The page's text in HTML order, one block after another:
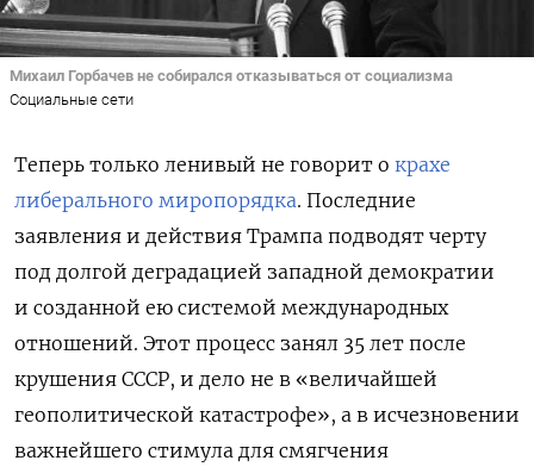
Михаил Горбачев не собирался отказываться от социализма
Социальные сети
Теперь только ленивый не говорит о крахе
либерального миропорядка. Последние
заявления и действия Трампа подводят черту
под долгой деградацией западной демократии
и созданной ею системой международных
отношений. Этот процесс занял 35 лет после
крушения СССР, и дело не в «величайшей
геополитической катастрофе», а в исчезновении
важнейшего стимула для смягчения